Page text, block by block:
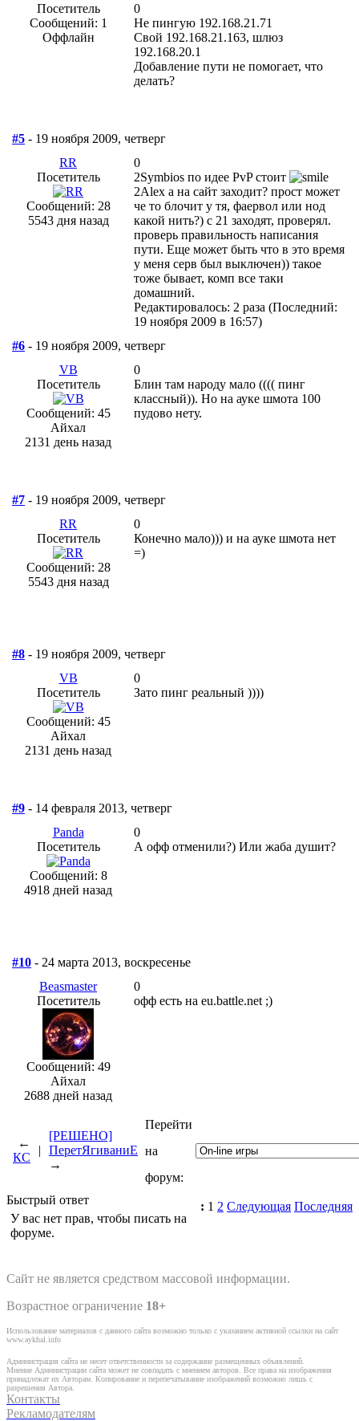
Посетитель
Сообщений: 1
Оффлайн
0
Не пингую 192.168.21.71
Свой 192.168.21.163, шлюз
192.168.20.1
Добавление пути не помогает, что
делать?
#5 - 19 ноября 2009, четверг
RR
Посетитель
Сообщений: 28
5543 дня назад
0
2Symbios по идее PvP стоит
2Alex а на сайт заходит? прост может
че то блочит у тя, фаервол или нод
какой нить?) с 21 заходят, проверял.
проверь правильность написания
пути. Еще может быть что в это время
у меня серв был выключен)) такое
тоже бывает, комп все таки
домашний.
Редактировалось: 2 раза (Последний:
19 ноября 2009 в 16:57)
#6 - 19 ноября 2009, четверг
VB
Посетитель
Сообщений: 45
Айхал
2131 день назад
0
Блин там народу мало (((( пинг
классный)). Но на ауке шмота 100
пудово нету.
#7 - 19 ноября 2009, четверг
RR
Посетитель
Сообщений: 28
5543 дня назад
0
Конечно мало))) и на ауке шмота нет
=)
#8 - 19 ноября 2009, четверг
VB
Посетитель
Сообщений: 45
Айхал
2131 день назад
0
Зато пинг реальный ))))
#9 - 14 февраля 2013, четверг
Panda
Посетитель
Сообщений: 8
4918 дней назад
0
А офф отменили?) Или жаба душит?
#10 - 24 марта 2013, воскресенье
Beasmaster
Посетитель
Сообщений: 49
Айхал
2688 дней назад
0
офф есть на eu.battle.net ;)
←
КС
|
[РЕШЕНО]
ПеретЯгиваниЕ
→
Перейти
на
форум:
: 1 2 Следующая Последняя
Быстрый ответ
У вас нет прав, чтобы писать на
форуме.
Сайт не является средством массовой информации.
Возрастное ограничение 18+
Использование материалов с данного сайта возможно только с указанием активной ссылки на сайт
www.aykhal.info
Администрация сайта не несет ответственности за содержание размещенных объявлений.
Мнение Администрации сайта может не совпадать с мнением авторов. Все права на изображения
принадлежат их Авторам. Копирование и перепечатывание изображений возможно лишь с
разрешения Автора.
Контакты
Рекламодателям